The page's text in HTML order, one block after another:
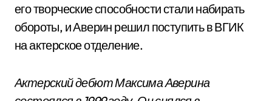
его творческие способности стали набирать
обороты, и Аверин решил поступить в ВГИК
на актерское отделение.
Актерский дебют Максима Аверина